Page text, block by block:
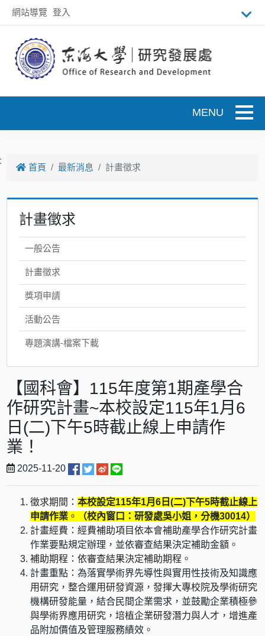
跳到主要內容
網站導覽 登入
首頁 最新消息 計畫徵求
計畫徵求
一般公告
計畫徵求
獎項申請
活動公告
專題演講-檔案下載
【國科會】115年度第1期產學合
作研究計畫~本校設定115年1月6
日(二)下午5時截止線上申請作
業！
2025-11-20
徵求期間：本校設定115年1月6日(二)下午5時截止線上
申請作業 。
（校內窗口：研發處吳小姐，分機30014）
計畫經費：經費補助項目依本會補助產學合作研究計畫
作業要點規定辦理，並依審查結果決定補助金額。
補助期程：依審查結果決定補助期程。
計畫重點：為落實學術界先導性與實用性技術及知識應
用研究，整合運用研發資源，發揮大專校院及學術研究
機構研發能量，結合民間企業需求，並鼓勵企業積極參
與學術界應用研究，培植企業研發潛力與人才，增進產
品附加價值及管理服務績效。